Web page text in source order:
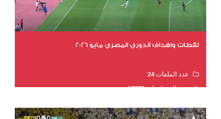
لقطات واهداف الدوري المصري مايو 2026
عدد الملفات 24
عدد المشاهدات 15773